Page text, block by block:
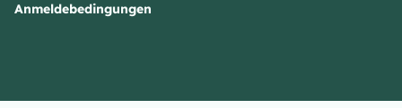
Anmeldebedingungen